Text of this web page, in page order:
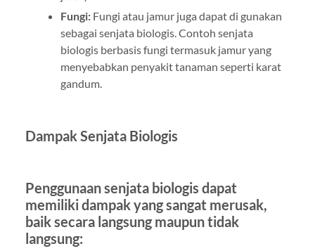
Fungi:Fungi atau jamur juga dapat di gunakan
sebagai senjata biologis. Contoh senjata
biologis berbasis fungi termasuk jamur yang
menyebabkan penyakit tanaman seperti karat
gandum.
Dampak Senjata Biologis
Penggunaan senjata biologis dapat
memiliki dampak yang sangat merusak,
baik secara langsung maupun tidak
langsung: